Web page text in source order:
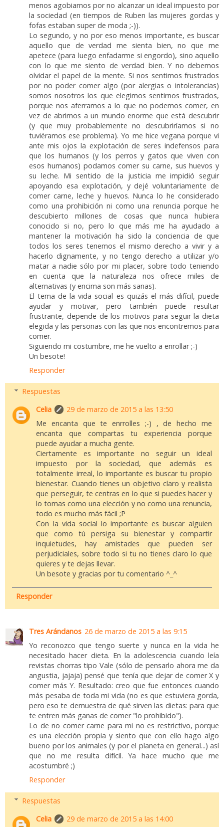
menos agobiarnos por no alcanzar un ideal impuesto por
la sociedad (en tiempos de Ruben las mujeres gordas y
fofas estaban super de moda ;-)).
Lo segundo, y no por eso menos importante, es buscar
aquello que de verdad me sienta bien, no que me
apetece (para luego enfadarme si engordo), sino aquello
con lo que me siento de verdad bien. Y no debemos
olvidar el papel de la mente. Si nos sentimos frustrados
por no poder comer algo (por alergias o intolerancias)
somos nosotros los que elegimos sentirnos frustrados,
porque nos aferramos a lo que no podemos comer, en
vez de abrirnos a un mundo enorme que está descubrir
(y que muy probablemente no descubriríamos si no
tuviéramos ese problema). Yo me hice vegana porque vi
ante mis ojos la explotación de seres indefensos para
que los humanos (y los perros y gatos que viven con
esos humanos) podamos comer su carne, sus huevos y
su leche. Mi sentido de la justicia me impidió seguir
apoyando esa explotación, y dejé voluntariamente de
comer carne, leche y huevos. Nunca lo he considerado
como una prohibición ni como una renuncia porque he
descubierto millones de cosas que nunca hubiera
conocido si no, pero lo que más me ha ayudado a
mantener la motivación ha sido la conciencia de que
todos los seres tenemos el mismo derecho a vivir y a
hacerlo dignamente, y no tengo derecho a utilizar y/o
matar a nadie sólo por mi placer, sobre todo teniendo
en cuenta que la naturaleza nos ofrece miles de
alternativas (y encima son más sanas).
El tema de la vida social es quizás el más difícil, puede
ayudar y motivar, pero también puede resultar
frustrante, depende de los motivos para seguir la dieta
elegida y las personas con las que nos encontremos para
comer.
Siguiendo mi costumbre, me he vuelto a enrollar ;-)
Un besote!
Responder
Respuestas
Celia
29 de marzo de 2015 a las 13:50
Me encanta que te enrrolles ;-) , de hecho me
encanta que compartas tu experiencia porque
puede ayudar a mucha gente.
Ciertamente es importante no seguir un ideal
impuesto por la sociedad, que además es
totalmente irreal, lo importante es buscar tu propio
bienestar. Cuando tienes un objetivo claro y realista
que perseguir, te centras en lo que si puedes hacer y
lo tomas como una elección y no como una renuncia,
todo es mucho más fácil ;P
Con la vida social lo importante es buscar alguien
que como tú persiga su bienestar y compartir
inquietudes, hay amistades que pueden ser
perjudiciales, sobre todo si tu no tienes claro lo que
quieres y te dejas llevar.
Un besote y gracias por tu comentario ^_^
Responder
Tres Arándanos 26 de marzo de 2015 a las 9:15
Yo reconozco que tengo suerte y nunca en la vida he
necesitado hacer dieta. En la adolescencia cuando leía
revistas chorras tipo Vale (sólo de pensarlo ahora me da
angustia, jajaja) pensé que tenía que dejar de comer X y
comer más Y. Resultado: creo que fue entonces cuando
más pesaba de toda mi vida (no es que estuviera gorda,
pero eso te demuestra de qué sirven las dietas: para que
te entren más ganas de comer "lo prohibido").
Lo de no comer carne para mi no es restrictivo, porque
es una elección propia y siento que con ello hago algo
bueno por los animales (y por el planeta en general...) así
que no me resulta difícil. Ya hace mucho que me
acostumbré ;)
Responder
Respuestas
Celia
29 de marzo de 2015 a las 14:00